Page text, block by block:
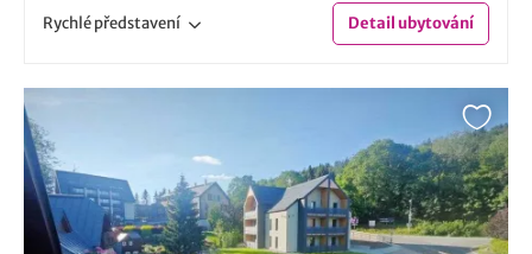
Rychlépředstavení Detailubytování